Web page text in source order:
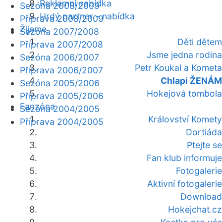
Reklamní nabídka
Hrdý partner - nabídka
Žijeme
Děti dětem
Jsme jedna rodina
Petr Koukal a Kometa
Chlapi ŽENÁM
Hokejová tombola
Fanzóna
Království Komety
Dortiáda
Ptejte se
Fan klub informuje
Fotogalerie
Aktivní fotogalerie
Download
Hokejchat.cz
Sezóna 2008/2009
Příprava 2008/2009
Sezóna 2007/2008
Příprava 2007/2008
Sezóna 2006/2007
Příprava 2006/2007
Sezóna 2005/2006
Příprava 2005/2006
Sezóna 2004/2005
Příprava 2004/2005